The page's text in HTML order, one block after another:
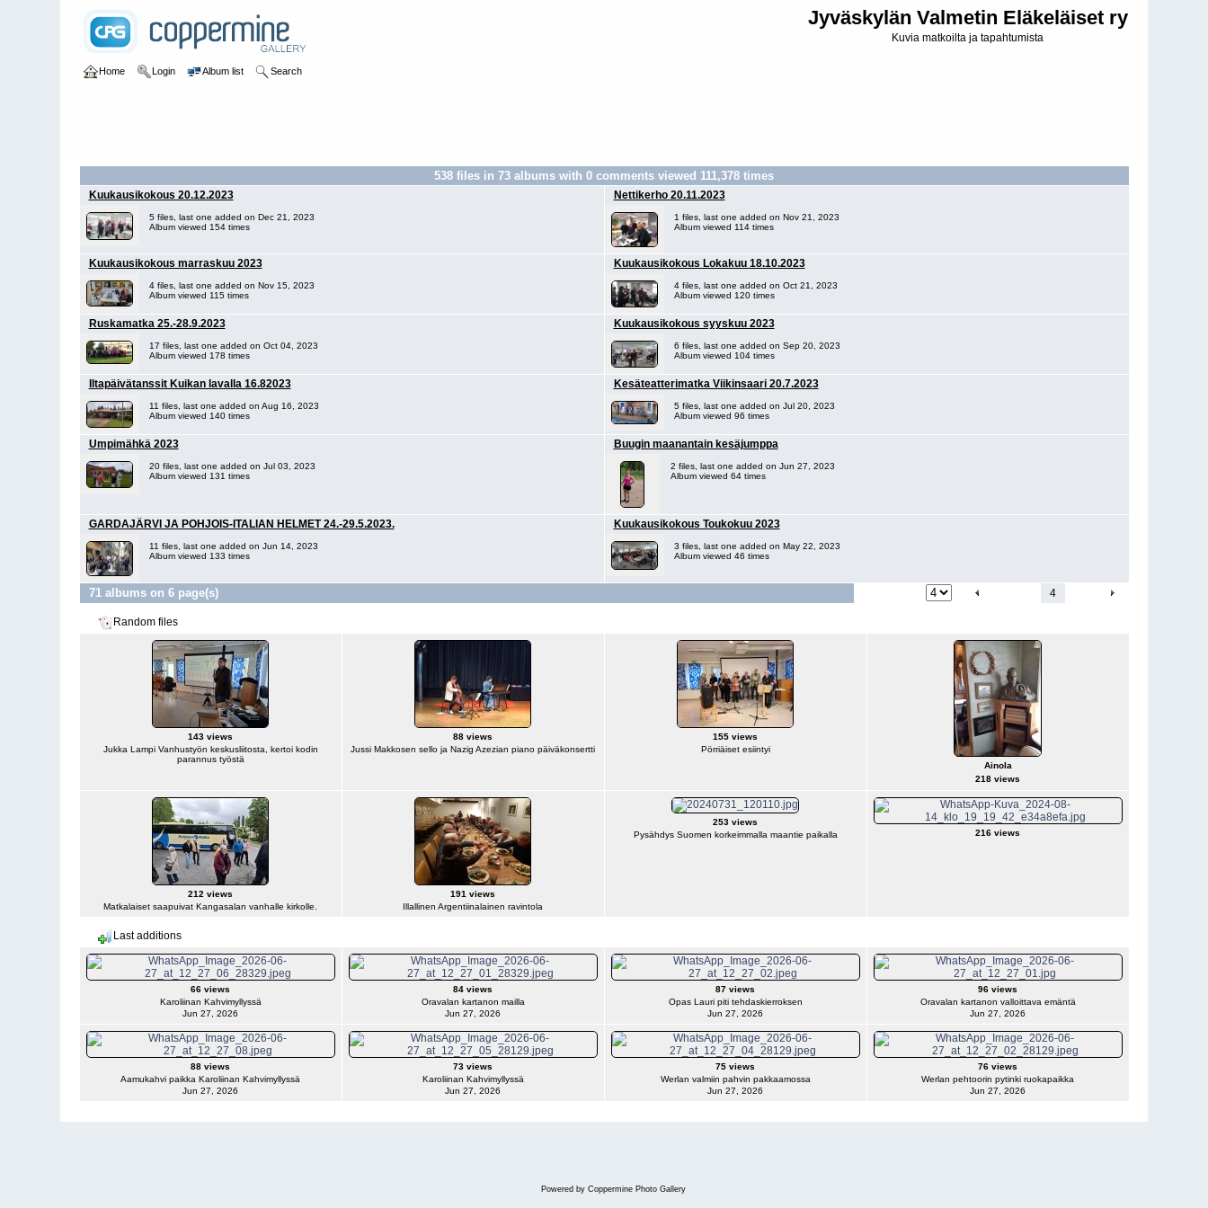
Jyväskylän Valmetin Eläkeläiset ry
Kuvia matkoilta ja tapahtumista
Home Login Album list Search
538 files in 73 albums with 0 comments viewed 111,378 times
Kuukausikokous 20.12.2023
5 files, last one added on Dec 21, 2023
Album viewed 154 times
Nettikerho 20.11.2023
1 files, last one added on Nov 21, 2023
Album viewed 114 times
Kuukausikokous marraskuu 2023
4 files, last one added on Nov 15, 2023
Album viewed 115 times
Kuukausikokous Lokakuu 18.10.2023
4 files, last one added on Oct 21, 2023
Album viewed 120 times
Ruskamatka 25.-28.9.2023
17 files, last one added on Oct 04, 2023
Album viewed 178 times
Kuukausikokous syyskuu 2023
6 files, last one added on Sep 20, 2023
Album viewed 104 times
Iltapäivätanssit Kuikan lavalla 16.82023
11 files, last one added on Aug 16, 2023
Album viewed 140 times
Kesäteatterimatka Viikinsaari 20.7.2023
5 files, last one added on Jul 20, 2023
Album viewed 96 times
Umpimähkä 2023
20 files, last one added on Jul 03, 2023
Album viewed 131 times
Buugin maanantain kesäjumppa
2 files, last one added on Jun 27, 2023
Album viewed 64 times
GARDAJÄRVI JA POHJOIS-ITALIAN HELMET 24.-29.5.2023.
11 files, last one added on Jun 14, 2023
Album viewed 133 times
Kuukausikokous Toukokuu 2023
3 files, last one added on May 22, 2023
Album viewed 46 times
71 albums on 6 page(s) 4
Random files
143 views
Jukka Lampi Vanhustyön keskusliitosta, kertoi kodin
parannus työstä
88 views
Jussi Makkosen sello ja Nazig Azezian piano päiväkonsertti
155 views
Pörriäiset esiintyi
Ainola
218 views
212 views
Matkalaiset saapuivat Kangasalan vanhalle kirkolle.
191 views
Illallinen Argentiinalainen ravintola
253 views
Pysähdys Suomen korkeimmalla maantie paikalla
216 views
Last additions
66 views
Karoliinan Kahvimyllyssä
Jun 27, 2026
84 views
Oravalan kartanon mailla
Jun 27, 2026
87 views
Opas Lauri piti tehdaskierroksen
Jun 27, 2026
96 views
Oravalan kartanon valloittava emäntä
Jun 27, 2026
88 views
Aamukahvi paikka Karoliinan Kahvimyllyssä
Jun 27, 2026
73 views
Karoliinan Kahvimyllyssä
Jun 27, 2026
75 views
Werlan valmiin pahvin pakkaamossa
Jun 27, 2026
76 views
Werlan pehtoorin pytinki ruokapaikka
Jun 27, 2026
Powered by Coppermine Photo Gallery